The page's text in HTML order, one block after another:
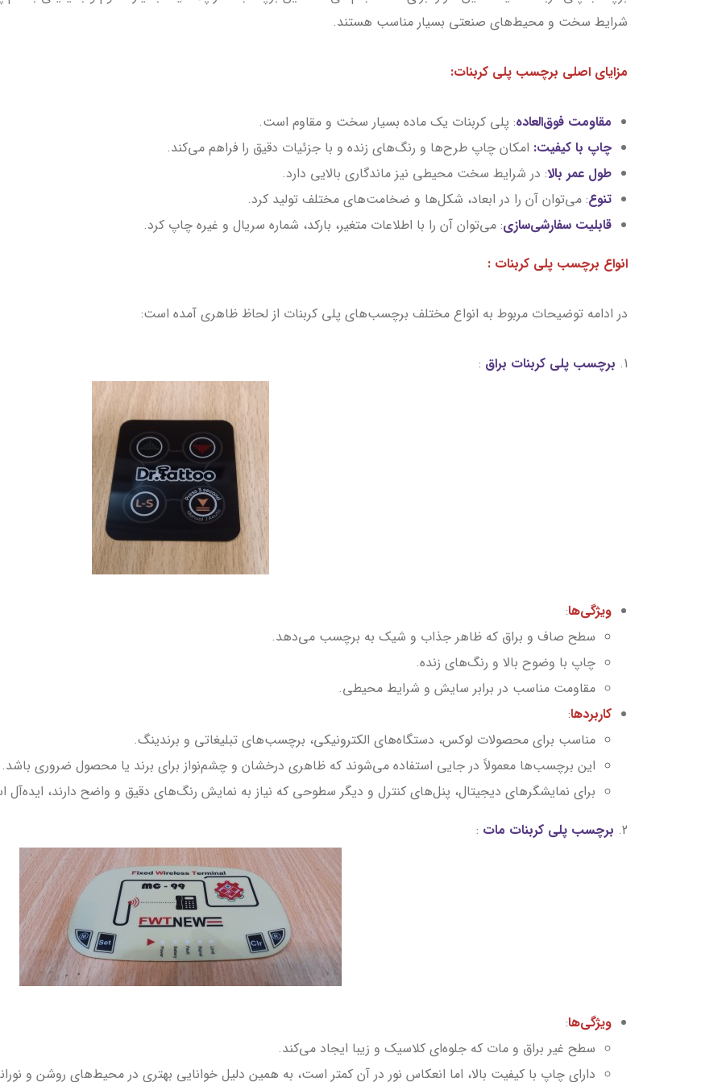
شرایط سخت و محیط‌های صنعتی بسیار مناسب هستند.
مزایای اصلی برچسب پلی کربنات:
مقاومت فوق‌العاده: پلی کربنات یک ماده بسیار سخت و مقاوم است.
چاپ با کیفیت: امکان چاپ طرح‌ها و رنگ‌های زنده و با جزئیات دقیق را فراهم می‌کند.
طول عمر بالا: در شرایط سخت محیطی نیز ماندگاری بالایی دارد.
تنوع: می‌توان آن را در ابعاد، شکل‌ها و ضخامت‌های مختلف تولید کرد.
قابلیت سفارشی‌سازی: می‌توان آن را با اطلاعات متغیر، بارکد، شماره سریال و غیره چاپ کرد.
انواع برچسب پلی کربنات :
در ادامه توضیحات مربوط به انواع مختلف برچسب‌های پلی کربنات از لحاظ ظاهری آمده است:
1. برچسب پلی کربنات براق :
ویژگی‌ها:
سطح صاف و براق که ظاهر جذاب و شیک به برچسب می‌دهد.
چاپ با وضوح بالا و رنگ‌های زنده.
مقاومت مناسب در برابر سایش و شرایط محیطی.
کاربردها:
مناسب برای محصولات لوکس، دستگاه‌های الکترونیکی، برچسب‌های تبلیغاتی و برندینگ.
این برچسب‌ها معمولاً در جایی استفاده می‌شوند که ظاهری درخشان و چشم‌نواز برای برند یا محصول ضروری باشد.
برای نمایشگرهای دیجیتال، پنل‌های کنترل و دیگر سطوحی که نیاز به نمایش رنگ‌های دقیق و واضح دارند،
2. برچسب پلی کربنات مات :
ویژگی‌ها:
سطح غیر براق و مات که جلوه‌ای کلاسیک و زیبا ایجاد می‌کند.
دارای چاپ با کیفیت بالا، اما انعکاس نور در آن کمتر است، به همین دلیل خوانایی بهتری در محیط‌های روشن و